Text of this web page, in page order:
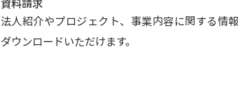
資料請求
法人紹介やプロジェクト、事業内容に関する情
ダウンロードいただけます。